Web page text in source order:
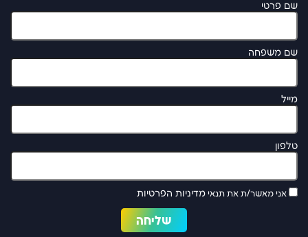
שם פרטי
שם משפחה
מייל
טלפון
אני מאשר/ת את תנאי מדיניות הפרטיות